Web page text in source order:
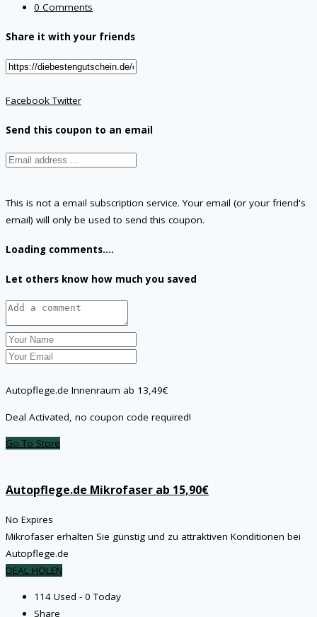
0 Comments
Share it with your friends
FacebookTwitter
Send this coupon to an email
This is not a email subscription service. Your email (or your friend's
email) will only be used to send this coupon.
Loading comments....
Let others know how much you saved
Autopflege.de Innenraum ab 13,49€
Deal Activated, no coupon code required!
Go To Store
Autopflege.de Mikrofaser ab 15,90€
No Expires
Mikrofaser erhalten Sie günstig und zu attraktiven Konditionen bei
Autopflege.de
DEAL HOLEN
114 Used - 0 Today
Share